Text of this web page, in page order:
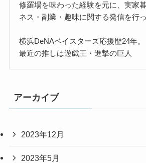
修羅場を味わった経験を元に、実家
ネス・副業・趣味に関する発信を行っ
横浜DeNAベイスターズ応援歴24年。
最近の推しは遊戯王・進撃の巨人
アーカイブ
2023年12月
2023年5月